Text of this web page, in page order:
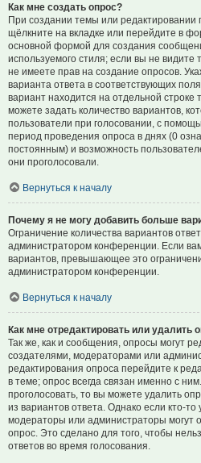
Как мне создать опрос?
При создании темы или редактировании
щёлкните на вкладке или перейдите в
основной формой для создания
используемого стиля; если вы не
не имеете прав на создание опросов.
варианта ответа в соответствующих
вариант находится на отдельной строке
можете задать количество вариантов,
пользователи при голосовании, с
период проведения опроса в днях (0
постоянным) и возможность
они проголосовали.
Вернуться к началу
Почему я не могу добавить больше
Ограничение количества вариантов
администратором конференции. Если
вариантов, превышающее это
администратором конференции.
Вернуться к началу
Как мне отредактировать или удалить
Так же, как и сообщения, опросы могут
создателями, модераторами или
редактирования опроса перейдите к
в теме; опрос всегда связан именно с
проголосовать, то вы можете удалить
из вариантов ответа. Однако если кто-то
модераторы или администраторы могут
опрос. Это сделано для того, чтобы
ответов во время голосования.